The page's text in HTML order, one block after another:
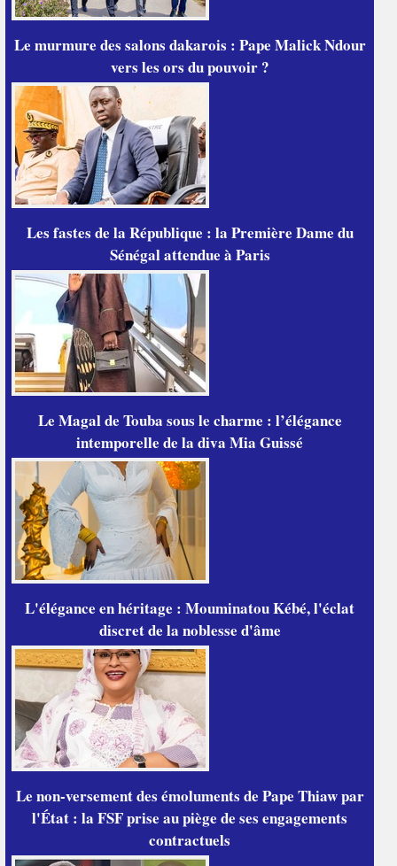
Le murmure des salons dakarois : Pape Malick Ndour
vers les ors du pouvoir ?
Les fastes de la République : la Première Dame du
Sénégal attendue à Paris
Le Magal de Touba sous le charme : l’élégance
intemporelle de la diva Mia Guissé
L'élégance en héritage : Mouminatou Kébé, l'éclat
discret de la noblesse d'âme
Le non-versement des émoluments de Pape Thiaw par
l'État : la FSF prise au piège de ses engagements
contractuels